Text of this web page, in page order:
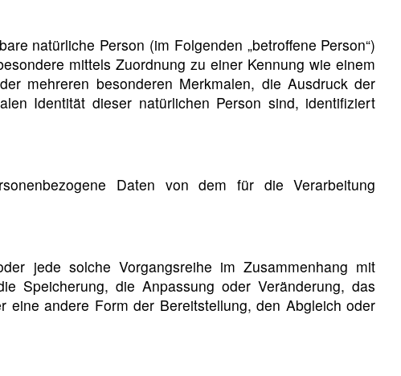
natürliche Person (im Folgenden „betroffene Person“)
mittels Zuordnung zu einer Kennung wie einem
mehreren besonderen Merkmalen, die Ausdruck der
Identität dieser natürlichen Person sind, identifiziert
Daten von dem für die Verarbeitung
jede solche Vorgangsreihe im Zusammenhang mit
Speicherung, die Anpassung oder Veränderung, das
eine andere Form der Bereitstellung, den Abgleich oder